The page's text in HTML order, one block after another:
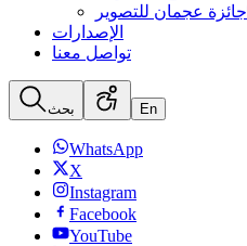
جائزة عجمان للتصوير
الإصدارات
تواصل معنا
بحث En
WhatsApp
X
Instagram
Facebook
YouTube